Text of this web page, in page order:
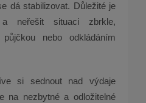
dá stabilizovat. Důležité je
a neřešit situaci zbrkle,
nebo odkládáním
si sednout nad výdaje
na nezbytné a odložitelné